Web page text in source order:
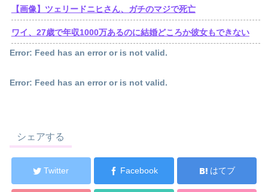
【画像】ツェリードニヒさん、ガチのマジで死亡
ワイ、27歳で年収1000万あるのに結婚どころか彼女もできない
Error: Feed has an error or is not valid.
Error: Feed has an error or is not valid.
シェアする
Twitter Facebook はてブ